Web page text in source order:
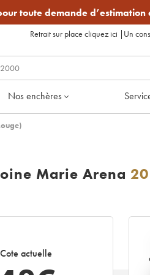
toute demande d’estimation
Retrait sur place cliquez ici | Un
Nos enchères
Marie Arena
Cote actuelle